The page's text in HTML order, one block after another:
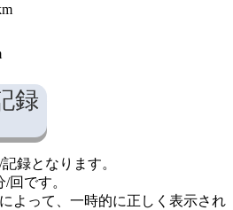
録
録となります。
です。
よって、一時的に正しく表示され